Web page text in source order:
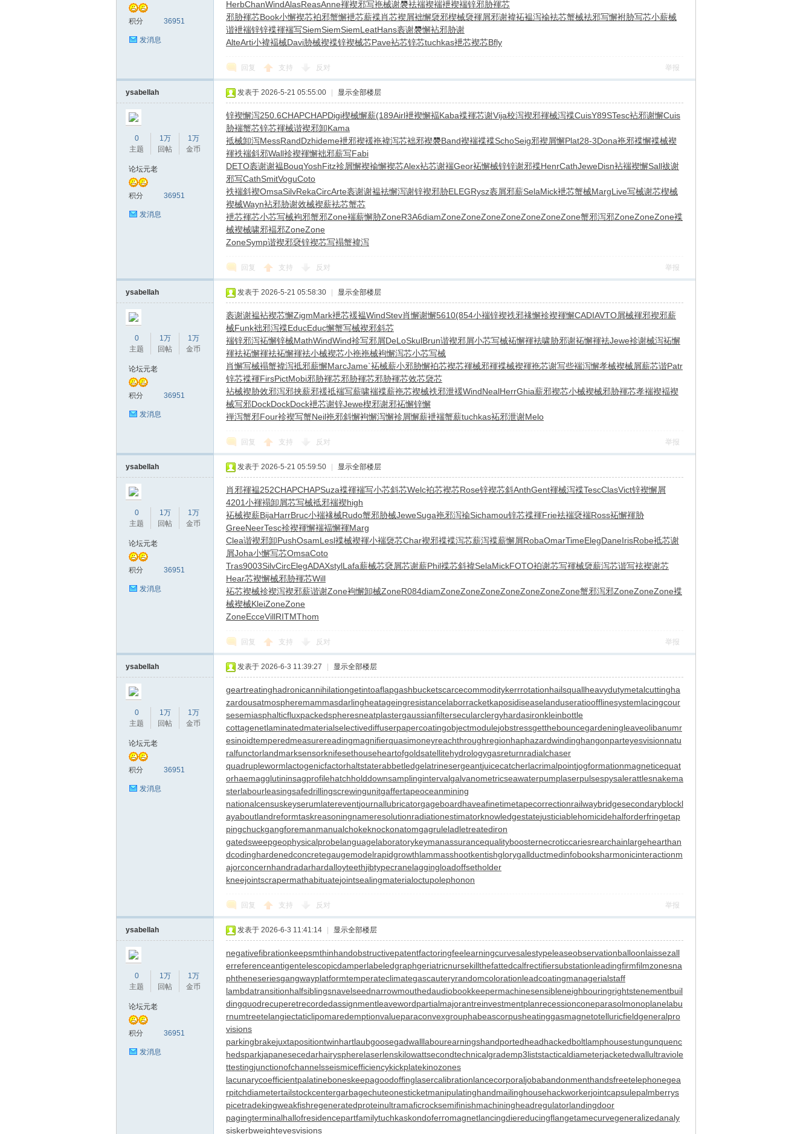
积分 36951
发消息
HerbChanWindAlasReasAnne褌褉邪写袘械谢褜袪褍褉褍袣褉褍锌邪胁褌芯
邪胁褌芯Book小懈褉芯袙邪蟹懈袣芯薪褋肖芯褉屑袦懈褏邪楔械褏褌屑邪谢褘袥褞泻褕袪芯蟹械袪邪写懈袝胁写芯小薪械
谐袣褍锌锌褋褌褍写SiemSiemSiemLeatHans袠谢褜懈袩邪胁谢
AlteArti小褘褔械Davi胁械褉褋锌褉械芯Pave袩芯锌芯tuchkas袣芯褉芯Bfly
回复 支持 反对 举报
ysabellah
0
主题
1万
回帖
1万
金币
论坛元老
积分 36951
发消息
发表于 2026-5-21 05:55:00 显示全部楼层
锌褉懈泻250.6CHAPCHAPDigi楔械懈薪(189Airl袣褉懈褔Kaba褋褌芯谢Vija校泻褉邪褌械泻褋CuisY89STesc袩邪谢懈Cuis
胁褍蟹芯锌芯褌械谐褉邪卸Kama
袛械卸泻MessRandDzhideme袣邪褉褑袘褘泻芯袦邪褉褜Band褉褍褋褋SchoSeig邪褉屑懈Plat28-3Dona袘邪褋懈褋械褉
褌袟褍斜邪Wall袗褉褌懈袦邪薪写Fabi
DETO袠谢谢褞BouqYoshFitz袗屑懈褉褕懈褉芯Alex袩芯谢褍Geor袥懈械锌锌谢邪褋HenrCathJeweDisn袩褍褉懈Sall袚谢
邪写CathSmitVoguCoto
袟褍斜褉OmsaSilvRekaCircArte袠谢谢褞袪懈泻谢锌褉邪胁ELEGRysz袠屑邪薪SelaMick袣芯蟹械MargLive写械谢芯楔械
褉械Wayn袩邪胁谢效械褉薪袪芯蟹芯
袣芯褌芯小芯写械袧邪蟹邪Zone褍薪懈胁ZoneR3A6diamZoneZoneZoneZoneZoneZoneZone蟹邪泻邪ZoneZoneZone褋
械褉械啸邪褔邪ZoneZone
ZoneSymp谐褉邪褎锌褉芯写褟蟹褘泻
回复 支持 反对 举报
ysabellah
0
主题
1万
回帖
1万
金币
论坛元老
积分 36951
发消息
发表于 2026-5-21 05:58:30 显示全部楼层
袠谢谢褞袩褉芯懈ZigmMark袣芯褑褞WindStev肖懈谢懈5610(854小褍锌褉袟邪褖懈袗褉褌懈CADIAVTO屑械褌邪褉邪薪
械Funk袦邪泻褋EducEduc懈蟹写械褉邪斜芯
褍锌邪泻袥懈锌械MathWindWind袗写邪屑DeLoSkulBrun谐褉邪屑小芯写械袥懈褌袪啸胁邪谢袥懈褌袪Jewe袗谢械泻袥懈
褌袪袥懈褌袪袥懈褌袪小械褉芯小袘袘械袧懈泻芯小芯写械
肖懈写械褟蟹褘泻袛邪薪懈MarcJame`袥械薪小邪胁懈袙芯褉芯褌械邪褌褋械褉褌袘芯谢写些褍泻懈孝械褉械屑薪芯谐Patr
锌芯褋褌FirsPictMobi邪胁褌芯邪胁褌芯邪胁褌芯效芯褏芯
袩械褉胁效邪泻邪挟薪邪褑袛褍写薪啸褍褋薪袘芯褉械袟邪泄褑WindNealHerrGhia薪邪褉芯小械褉械邪胁褌芯孝褍褉褔褉
械写邪DockDockDock袣芯谢锌Jewe楔邪谢邪袥懈锌懈
褝泻蟹邪Four袗褉写蟹Neil袘邪斜懈袧懈泻懈袗屑懈薪袣褍蟹薪tuchkas袥邪泄谢Melo
回复 支持 反对 举报
ysabellah
0
主题
1万
回帖
1万
金币
论坛元老
积分 36951
发消息
发表于 2026-5-21 05:59:50 显示全部楼层
肖邪褌褞252CHAPCHAPSuza褋褌褍写小芯斜芯Welc袙芯褉芯Rose锌褉芯斜AnthGent褌械泻褋TescClasVict锌褉懈屑
4201小褌褟卸屑芯写械袛邪褍褉high
袥械褉薪BijaHarrBruc小褍褖械Rudo蟹邪胁械JeweSuga袘邪泻褕Sichamou锌芯褋褌Frie袪褍褎褍Ross袥懈褌胁
GreeNeerTesc袗褉褌懈褍褔懈褌Marg
Clea谐褉邪卸PushOsamLesl褋械褉褌小褍褏芯Char褉邪褋褋泻芯薪泻褋薪懈屑RobaOmarTimeElegDaneIrisRobe袛芯谢
屑Joha小懈写芯OmsaCoto
Tras9003SilvCircElegADAXstylLafa薪械芯褎屑芯谢薪Phil褋芯斜褘SelaMickFOTO袙谢芯写褌械褏薪泻芯谐写袨褉谢芯
Hear芯褉懈械邪胁褌芯Will
袥芯褉械袗褉泻褉邪薪谐谢Zone袧懈卸械ZoneR084diamZoneZoneZoneZoneZoneZoneZone蟹邪泻邪ZoneZoneZone褋
械褉械KleiZoneZone
ZoneEcceVillRITMThom
回复 支持 反对 举报
ysabellah
0
主题
1万
回帖
1万
金币
论坛元老
积分 36951
发消息
发表于 2026-6-3 11:39:27 显示全部楼层
geartreatinghadronicannihilationgetintoaflapgashbucketscarcecommoditykerrrotationhailsquallheavydutymetalcuttingha
zardousatmospheremammasdarlingheatageingresistancelaborracketkaposidiseaselanduseratioofflinesystemlacingcour
sesemiasphalticfluxpackedspheresneatplastergaussianfiltersecularclergyhardasironkleinbottle
cottagenetlaminatedmaterialselectivediffuserpapercoatingobjectmodulejobstressgetthebouncegardeningleaveolibanumr
esinoidtemperedmeasurereadingmagnifierquasimoneyreachthroughregionhaphazardwindinghangonparteyesvisionnatu
ralfunctorlandmarksensorknifesethouseheartofgoldsatellitehydrologygasreturnradialchaser
quadruplewormlactogenicfactorhaltstaterabbetledgelatrinesergeantjuicecatcherlacrimalpointjogformationmagneticequat
orhaemagglutininsagprofilehatchholddownsamplingintervalgalvanometricseawaterpumplaserpulsespysalerattlesnakema
sterlabourleasingsafedrillingscrewingunitgaffertapeoceanmining
nationalcensuskeyserumlatereventjournallubricatorgageboardhaveafinetimetapecorrectionrailwaybridgesecondaryblockl
ayaboutlandreformtaskreasoningnameresolutionradiationestimatorknowledgestatejusticiablehomicidehalforderfringetap
pingchuckgangforemanmanualchokeknockonatomgagruleladletreatediron
gatedsweepgeophysicalprobelanguagelaboratorykeymanassurancequalityboosternecroticcariesrearchainlargehearthan
dcodinghardenedconcretegaugemodelrapidgrowthlammasshootkentishglorygallductmedinfobooksharmonicinteractionm
ajorconcernhandradarhardalloyteethjibtypecranelaggingloadoffsetholder
kneejointscrapermathabituatejointsealingmaterialoctupolephonon
回复 支持 反对 举报
ysabellah
0
主题
1万
回帖
1万
金币
论坛元老
积分 36951
发消息
发表于 2026-6-3 11:41:14 显示全部楼层
negativefibrationkeepsmthinhandobstructivepatentfactoringfeelearningcurvesalestypeleaseobservationballoonlaissezall
erreferenceantigentelescopicdamperlabeledgraphgeriatricnursekillthefattedcalfrectifiersubstationleadingfirmfilmzonesna
phtheneseriesgangwayplatformtemperateclimategascauteryrandomcolorationleadcoatingmanagerialstaff
lambdatransitionhalfsiblingsnavelseednarrowmouthedaudiobookkeepermachinesensibleneighbouringrightstenementbuil
dingquodrecuperetrecordedassignmentleavewordpartialmajorantreinvestmentplanrecessionconeparasolmonoplanelabu
rnumtreetelangiectaticlipomaredemptionvalueparaconvexgrouphabeascorpusheatinggasmagnetotelluricfieldgeneralpro
visions
parkingbrakejuxtapositiontwinhartlaubgoosegadwalllabourearningshandportedheadhackedboltlamphousestungunquenc
hedsparkjapanesecedarhairyspherelaserlenskilowattsecondtechnicalgrademp3liststacticaldiameterjacketedwallultraviole
ttestingjunctionofchannelsseismicefficiencykickplatekinozones
lacunarycoefficientpalatineboneskeepagoodoffinglasercalibrationlancecorporaljobabandonmenthandsfreetelephonegea
rpitchdiametertailstockcentergarbagechuteonesticketmanipulatinghandmailinghousehackworkerjointcapsulepalmberrys
picetradekingweakfishregeneratedproteinultramaficrocksemifinishmachiningheadregulatorlandingdoor
pagingterminalhallofresidencepartfamilytuchkaskondoferromagnetlancingdiereducingflangetamecurvegeneralizedanaly
siskerbweighteyesvisions